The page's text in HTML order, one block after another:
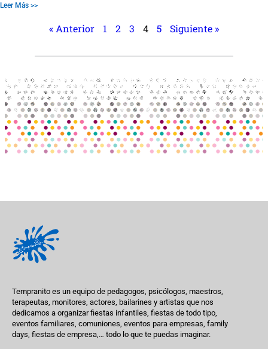
Leer Más >>
« Anterior 1 2 3 4 5 Siguiente »
Tempranito es un equipo de pedagogos, psicólogos, maestros,
terapeutas, monitores, actores, bailarines y artistas que nos
dedicamos a organizar fiestas infantiles, fiestas de todo tipo,
eventos familiares, comuniones, eventos para empresas, family
days, fiestas de empresa,… todo lo que te puedas imaginar.